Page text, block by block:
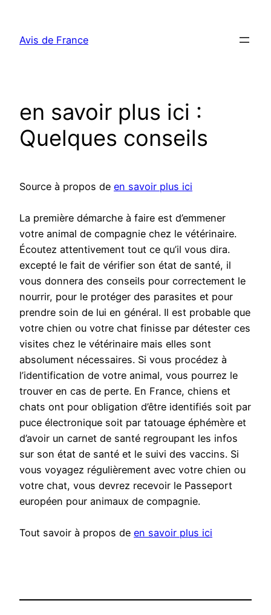
contenu
Avis de France
en savoir plus ici :
Quelques conseils
Source à propos de en savoir plus ici
La première démarche à faire est d’emmener
votre animal de compagnie chez le vétérinaire.
Écoutez attentivement tout ce qu’il vous dira.
excepté le fait de vérifier son état de santé, il
vous donnera des conseils pour correctement le
nourrir, pour le protéger des parasites et pour
prendre soin de lui en général. Il est probable que
votre chien ou votre chat finisse par détester ces
visites chez le vétérinaire mais elles sont
absolument nécessaires. Si vous procédez à
l’identification de votre animal, vous pourrez le
trouver en cas de perte. En France, chiens et
chats ont pour obligation d’être identifiés soit par
puce électronique soit par tatouage éphémère et
d’avoir un carnet de santé regroupant les infos
sur son état de santé et le suivi des vaccins. Si
vous voyagez régulièrement avec votre chien ou
votre chat, vous devrez recevoir le Passeport
européen pour animaux de compagnie.
Tout savoir à propos de en savoir plus ici